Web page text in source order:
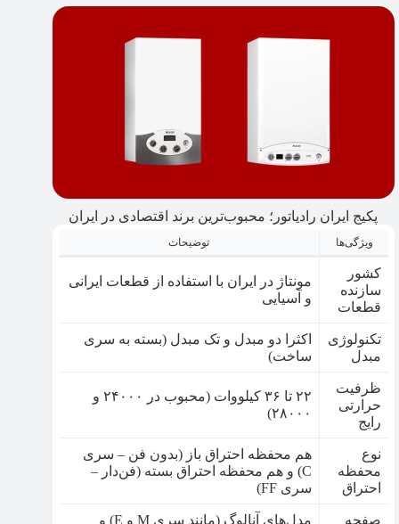
پکیج ایران رادیاتور؛ محبوب‌ترین برند اقتصادی در ایران
ویژگی‌ها توضیحات
کشور
سازنده
قطعات
مونتاژ در ایران با استفاده از قطعات ایرانی
و آسیایی
تکنولوژی
مبدل
اکثرا دو مبدل و تک مبدل (بسته به سری
ساخت)
ظرفیت
حرارتی
رایج
۲۲ تا ۳۶ کیلووات (محبوب در ۲۴۰۰۰ و
۲۸۰۰۰)
نوع
محفظه
احتراق
هم محفظه احتراق باز (بدون فن – سری
C) و هم محفظه احتراق بسته (فن‌دار –
سری FF)
صفحه مدل‌های آنالوگ (مانند سری M و E) و